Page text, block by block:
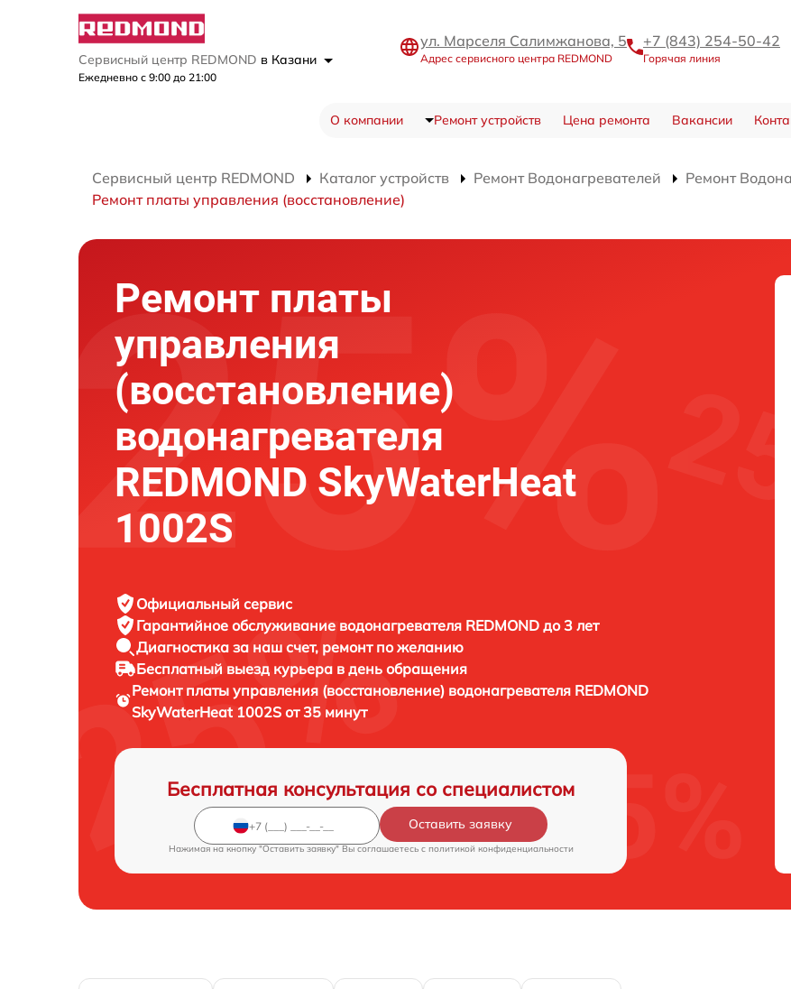
Сервисный центр REDMOND в Казани
Ежедневно с 9:00 до 21:00
ул. Марселя Салимжанова, 5
Адрес сервисного центра REDMOND
+7 (843) 254-50-42
Горячая линия
О компании Ремонт устройств Цена ремонта Вакансии
Сервисный центр REDMOND Каталог устройств Ремонт Водонагревателей
Ремонт
Ремонт платы управления (восстановление)
Ремонт платы
управления
(восстановление)
водонагревателя
REDMOND SkyWaterHeat
1002S
Официальный сервис
Гарантийное обслуживание водонагревателя REDMOND до 3 лет
Диагностика за наш счет, ремонт по желанию
Бесплатный выезд курьера в день обращения
Ремонт платы управления (восстановление) водонагревателя REDMOND
SkyWaterHeat 1002S от 35 минут
Бесплатная консультация со специалистом
Оставить заявку
Нажимая на кнопку "Оставить заявку" Вы соглашаетесь c политикой конфиденциальности